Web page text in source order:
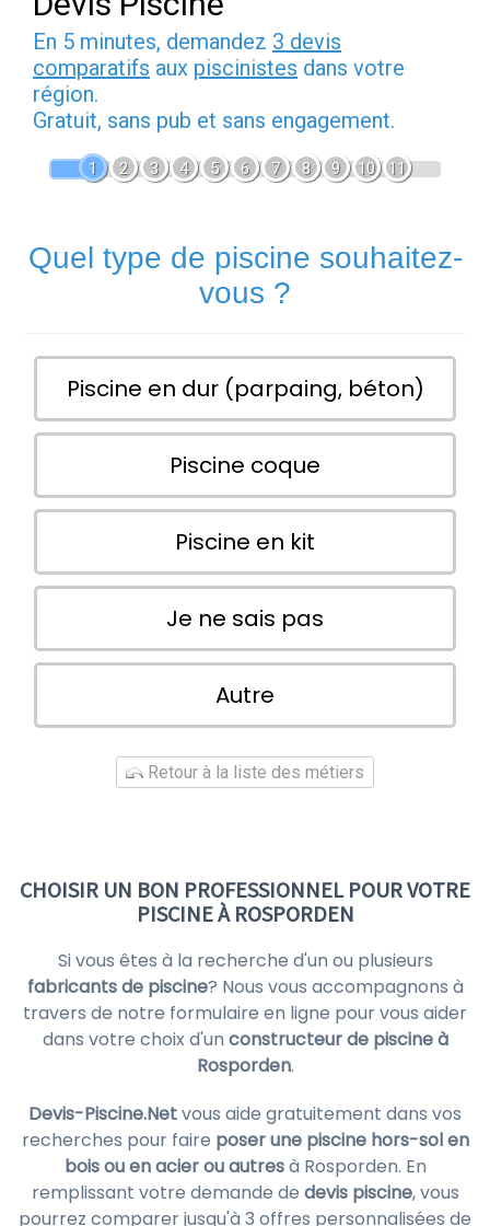
En 5 minutes, demandez 3 devis
comparatifs aux piscinistes dans votre
région.
Gratuit, sans pub et sans engagement.
1 2 3 4 5 6 7 8 9 10 11
Quel type de piscine souhaitez-
vous ?
Piscine en dur (parpaing, béton)
Piscine coque
Piscine en kit
Je ne sais pas
Autre
Retour à la liste des métiers
CHOISIR UN BON PROFESSIONNEL POUR VOTRE
PISCINE À ROSPORDEN
Si vous êtes à la recherche d'un ou plusieurs
fabricants de piscine? Nous vous accompagnons à
travers de notre formulaire en ligne pour vous aider
dans votre choix d'un constructeur de piscine à
Rosporden.
Devis-Piscine.Netvous aide gratuitement dans vos
recherches pour faire poser une piscine hors-sol en
bois ou en acier ou autresà Rosporden. En
remplissant votre demande de devis piscine, vous
pourrez comparer jusqu'à 3 offres personnalisées de